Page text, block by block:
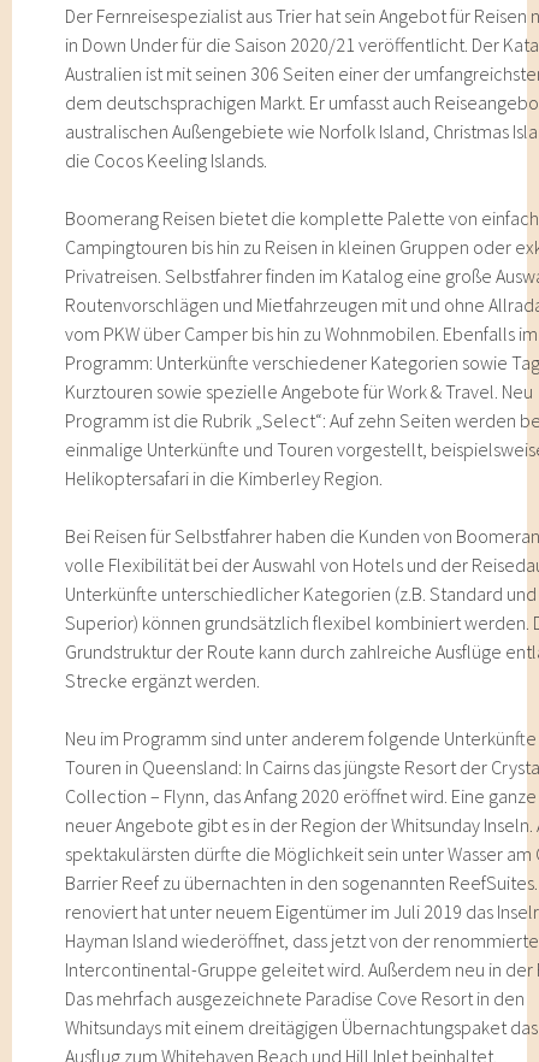
Der Fernreisespezialist aus Trier hat sein Angebot für Reisen
in Down Under für die Saison 2020/21 veröffentlicht. Der
Australien ist mit seinen 306 Seiten einer der
dem deutschsprachigen Markt. Er umfasst auch
australischen Außengebiete wie Norfolk Island, Christmas
die Cocos Keeling Islands.
Boomerang Reisen bietet die komplette Palette von
Campingtouren bis hin zu Reisen in kleinen Gruppen oder
Privatreisen. Selbstfahrer finden im Katalog eine große
Routenvorschlägen und Mietfahrzeugen mit und ohne
vom PKW über Camper bis hin zu Wohnmobilen. Ebenfalls im
Programm: Unterkünfte verschiedener Kategorien sowie
Kurztouren sowie spezielle Angebote für Work & Travel. Neu
Programm ist die Rubrik „Select“: Auf zehn Seiten werden
einmalige Unterkünfte und Touren vorgestellt,
Helikoptersafari in die Kimberley Region.
Bei Reisen für Selbstfahrer haben die Kunden von
volle Flexibilität bei der Auswahl von Hotels und der
Unterkünfte unterschiedlicher Kategorien (z.B. Standard und
Superior) können grundsätzlich flexibel kombiniert werden.
Grundstruktur der Route kann durch zahlreiche Ausflüge
Strecke ergänzt werden.
Neu im Programm sind unter anderem folgende
Touren in Queensland: In Cairns das jüngste Resort der
Collection – Flynn, das Anfang 2020 eröffnet wird. Eine
neuer Angebote gibt es in der Region der Whitsunday Inseln.
spektakulärsten dürfte die Möglichkeit sein unter Wasser am
Barrier Reef zu übernachten in den sogenannten
renoviert hat unter neuem Eigentümer im Juli 2019 das
Hayman Island wiederöffnet, dass jetzt von der
Intercontinental-Gruppe geleitet wird. Außerdem neu in der
Das mehrfach ausgezeichnete Paradise Cove Resort in den
Whitsundays mit einem dreitägigen Übernachtungspaket
Ausflug zum Whitehaven Beach und Hill Inlet beinhaltet.